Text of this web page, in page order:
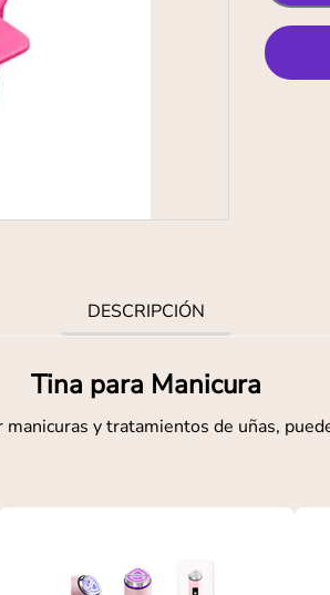
DESCRIPCIÓN
Tina para Manicura
manicuras y tratamientos de uñas,